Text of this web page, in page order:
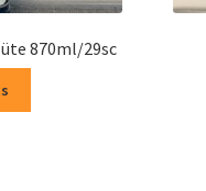
870ml/29sc